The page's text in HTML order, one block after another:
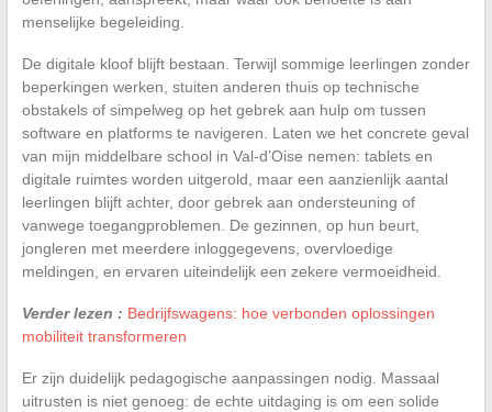
menselijke begeleiding.
De digitale kloof blijft bestaan. Terwijl sommige leerlingen zonder
beperkingen werken, stuiten anderen thuis op technische
obstakels of simpelweg op het gebrek aan hulp om tussen
software en platforms te navigeren. Laten we het concrete geval
van mijn middelbare school in Val-d’Oise nemen: tablets en
digitale ruimtes worden uitgerold, maar een aanzienlijk aantal
leerlingen blijft achter, door gebrek aan ondersteuning of
vanwege toegangproblemen. De gezinnen, op hun beurt,
jongleren met meerdere inloggegevens, overvloedige
meldingen, en ervaren uiteindelijk een zekere vermoeidheid.
Verder lezen : Bedrijfswagens: hoe verbonden oplossingen
mobiliteit transformeren
Er zijn duidelijk pedagogische aanpassingen nodig. Massaal
uitrusten is niet genoeg: de echte uitdaging is om een solide